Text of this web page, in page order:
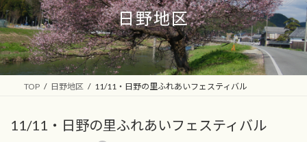
ス
キ
ッ
プ
ン
に
移
動
日野地区
TOP 日野地区 11/11・日野の里ふれあいフェスティバル
11/11・日野の里ふれあいフェスティバル